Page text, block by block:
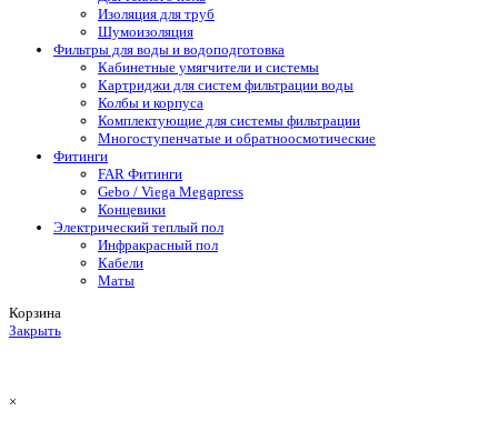
Изоляция для труб
Шумоизоляция
Фильтры для воды и водоподготовка
Кабинетные умягчители и системы
Картриджи для систем фильтрации воды
Колбы и корпуса
Комплектующие для системы фильтрации
Многоступенчатые и обратноосмотические
Фитинги
FAR Фитинги
Gebo / Viega Megapress
Концевики
Электрический теплый пол
Инфракрасный пол
Кабели
Маты
Корзина
Закрыть
×